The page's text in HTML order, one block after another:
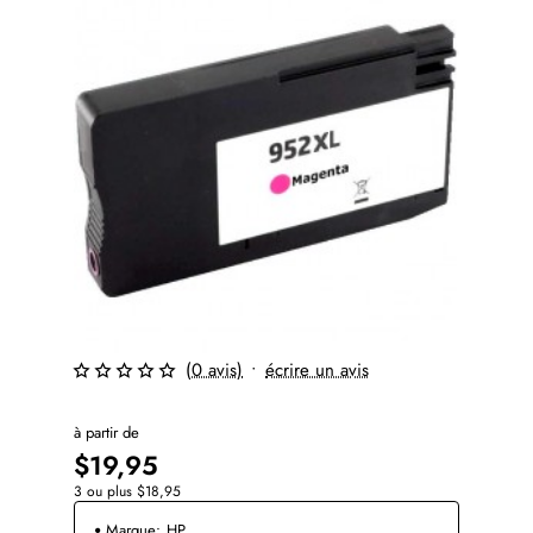
(0 avis) • écrire un avis
à partir de
$19,95
3 ou plus $18,95